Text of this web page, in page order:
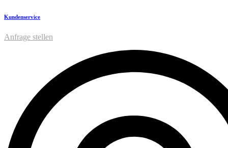
Kundenservice
Anfrage stellen